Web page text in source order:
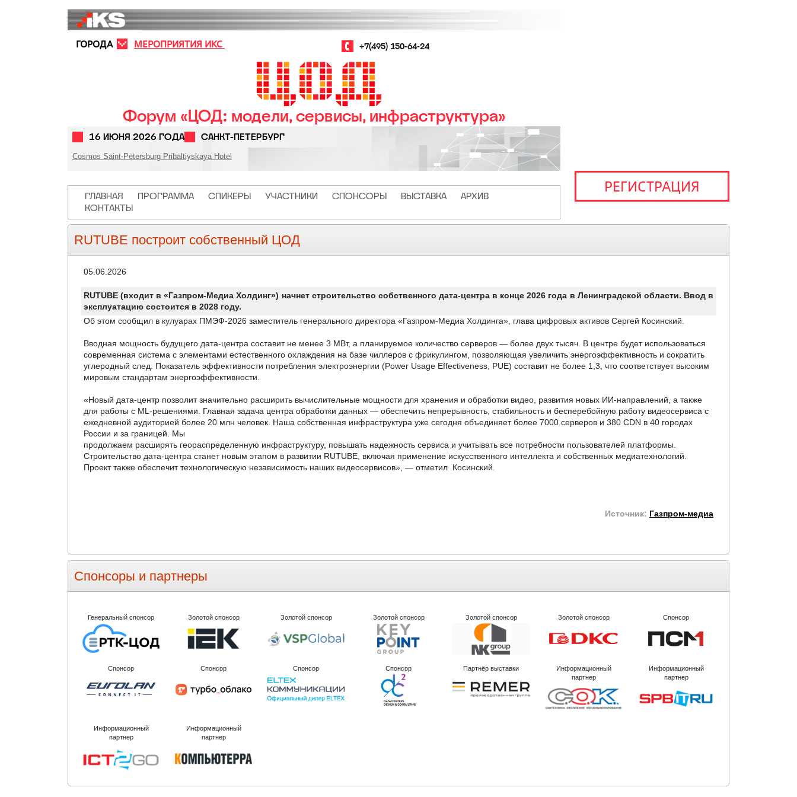
МЕРОПРИЯТИЯ ИКС +7(495) 150-64-24
ГОРОДА
Форум «ЦОД: модели, сервисы, инфраструктура»
16 ИЮНЯ 2026 ГОДА САНКТ-ПЕТЕРБУРГ
Cosmos Saint-Petersburg Pribaltiyskaya Hotel
Основная навигация
ГЛАВНАЯ ПРОГРАММА СПИКЕРЫ УЧАСТНИКИ СПОНСОРЫ ВЫСТАВКА
АРХИВ
КОНТАКТЫ
РЕГИСТРАЦИЯ
RUTUBE построит собственный ЦОД
05.06.2026
RUTUBE (входит в «Газпром-Медиа Холдинг») начнет строительство собственного дата-центра в конце 2026 года в Ленинградской области. Ввод в
эксплуатацию состоится в 2028 году.
Об этом сообщил в кулуарах ПМЭФ-2026 заместитель генерального директора «Газпром-Медиа Холдинга», глава цифровых активов Сергей Косинский.
Вводная мощность будущего дата-центра составит не менее 3 МВт, а планируемое количество серверов — более двух тысяч. В центре будет использоваться
современная система с элементами естественного охлаждения на базе чиллеров с фрикулингом, позволяющая увеличить энергоэффективность и сократить
углеродный след. Показатель эффективности потребления электроэнергии (Power Usage Effectiveness, PUE) составит не более 1,3, что соответствует высоким
мировым стандартам энергоэффективности.
«Новый дата-центр позволит значительно расширить вычислительные мощности для хранения и обработки видео, развития новых ИИ-направлений, а также
для работы c ML-решениями. Главная задача центра обработки данных — обеспечить непрерывность, стабильность и бесперебойную работу видеосервиса с
ежедневной аудиторией более 20 млн человек. Наша собственная инфраструктура уже сегодня объединяет более 7000 серверов и 380 CDN в 40 городах
России и за границей. Мы
продолжаем расширять геораспределенную инфраструктуру, повышать надежность сервиса и учитывать все потребности пользователей платформы.
Строительство дата-центра станет новым этапом в развитии RUTUBE, включая применение искусственного интеллекта и собственных медиатехнологий.
Проект также обеспечит технологическую независимость наших видеосервисов», — отметил Косинский.
Источник: Газпром-медиа
Спонсоры и партнеры
Генеральный спонсор Золотой спонсор Золотой спонсор Золотой спонсор Золотой спонсор Золотой спонсор Спонсор
Спонсор Спонсор Спонсор Спонсор Партнёр выставки
Информационный
партнер
Информационный
партнер
Информационный
партнер
Информационный
партнер